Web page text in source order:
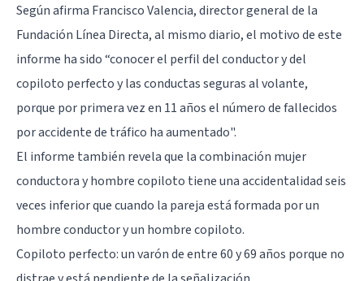
Según afirma Francisco Valencia, director general de la
Fundación Línea Directa, al mismo diario, el motivo de este
informe ha sido “conocer el perfil del conductor y del
copiloto perfecto y las conductas seguras al volante,
porque por primera vez en 11 años el número de fallecidos
por accidente de tráfico ha aumentado".
El informe también revela que la combinación mujer
conductora y hombre copiloto tiene una accidentalidad seis
veces inferior que cuando la pareja está formada por un
hombre conductor y un hombre copiloto.
Copiloto perfecto: un varón de entre 60 y 69 años porque no